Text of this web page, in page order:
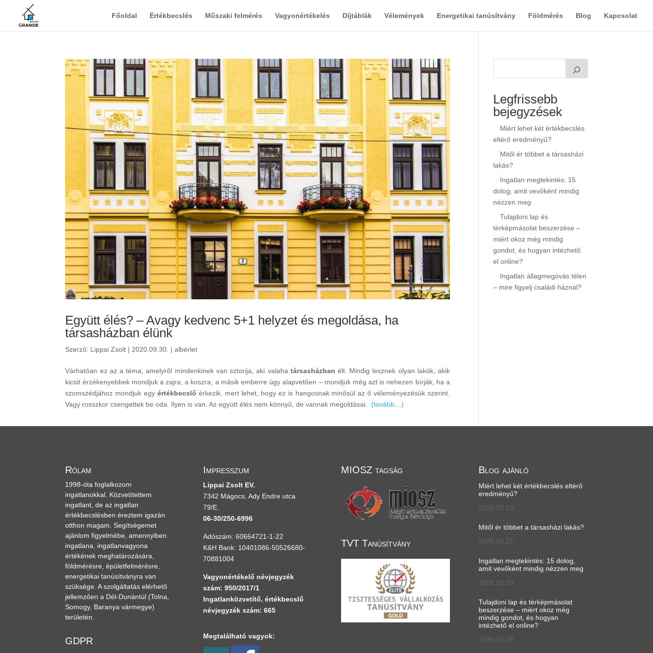
Főoldal Értékbecslés Műszaki felmérés Vagyonértékelés Díjtáblák Vélemények Energetikai tanúsítvány Földmérés Blog Kapcsolat
Együtt élés? – Avagy kedvenc 5+1 helyzet és megoldása, ha
társasházban élünk
Szerző: Lippai Zsolt | 2020.09.30. |albérlet
Várhatóan ez az a téma, amelyről mindenkinek van sztorija, aki valaha társasházban élt. Mindig lesznek olyan lakók, akik
kicsit érzékenyebbek mondjuk a zajra, a koszra, a másik emberre úgy alapvetően – mondjuk még azt is nehezen bírják, ha a
szomszédjához mondjuk egyértékbecslőérkezik, mert lehet, hogy ez is hangosnak minősül az ő véleményezésük szerint.
Vagy rosszkor csengettek be oda. Ilyen is van. Az együtt élés nem könnyű, de vannak megoldásai. (tovább…)
Legfrissebb
bejegyzések
Miért lehet két értékbecslés
eltérő eredményű?
Mitől ér többet a társasházi
lakás?
Ingatlan megtekintés: 15
dolog, amit vevőként mindig
nézzen meg
Tulajdoni lap és
térképmásolat beszerzése –
miért okoz még mindig
gondot, és hogyan intézhető
el online?
Ingatlan állagmegóvás télen
– mire figyelj családi háznál?
Rólam
1998-óta foglalkozom
ingatlanokkal. Közvetítettem
ingatlant, de az ingatlan
értékbecslésben éreztem igazán
otthon magam. Segítségemet
ajánlom figyelmébe, amennyiben
ingatlana, ingatlanvagyona
értékének meghatározására,
földmérésre, épületfelmérésre,
energetikai tanúsítványra van
szüksége. A szolgáltatás elérhető
jellemzően a Dél-Dunántúl (Tolna,
Somogy, Baranya vármegye)
területén.
GDPR
Impresszum
Lippai Zsolt EV.
7342 Mágocs, Ady Endre utca
79/E.
06-30/250-6996
Adószám: 60664721-1-22
K&H Bank: 10401086-50526680-
70881004
Vagyonértékelő névjegyzék
szám: 950/2017/1
Ingatlanközvetítő, értékbecslő
névjegyzék szám: 665
Megtalálható vagyok:
MIOSZ tagság
TVT Tanúsítvány
Blog ajánló
Miért lehet két értékbecslés eltérő
eredményű?
2026.07.13.
Mitől ér többet a társasházi lakás?
2026.05.27.
Ingatlan megtekintés: 15 dolog,
amit vevőként mindig nézzen meg
2026.01.09.
Tulajdoni lap és térképmásolat
beszerzése – miért okoz még
mindig gondot, és hogyan
intézhető el online?
2026.01.09.